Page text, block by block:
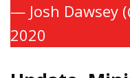
— Josh Dawsey
2020